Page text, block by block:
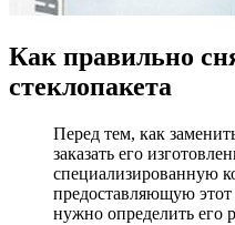
Как правильно
стеклопакета
Перед тем, как
заказать его
специализированную
предоставляющую этот
нужно определить его